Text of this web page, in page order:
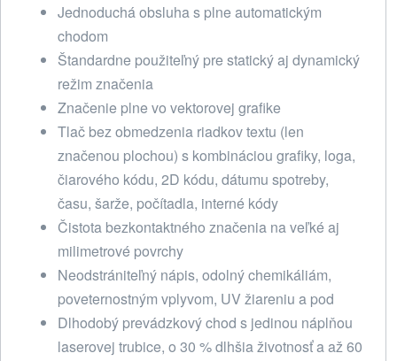
Jednoduchá obsluha s plne automatickým
chodom
Štandardne použiteľný pre statický aj dynamický
režim značenia
Značenie plne vo vektorovej grafike
Tlač bez obmedzenia riadkov textu (len
značenou plochou) s kombináciou grafiky, loga,
čiarového kódu, 2D kódu, dátumu spotreby,
času, šarže, počítadla, interné kódy
Čistota bezkontaktného značenia na veľké aj
milimetrové povrchy
Neodstrániteľný nápis, odolný chemikáliám,
poveternostným vplyvom, UV žiareniu a pod
Dlhodobý prevádzkový chod s jedinou náplňou
laserovej trubice, o 30 % dlhšia životnosť a až 60